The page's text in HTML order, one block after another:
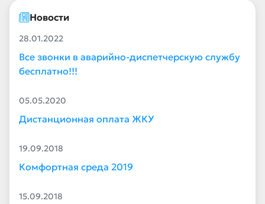
Новости
28.01.2022
Все звонки в аварийно-диспетчерскую службу
бесплатно!!!
05.05.2020
Дистанционная оплата ЖКУ
19.09.2018
Комфортная среда 2019
15.09.2018